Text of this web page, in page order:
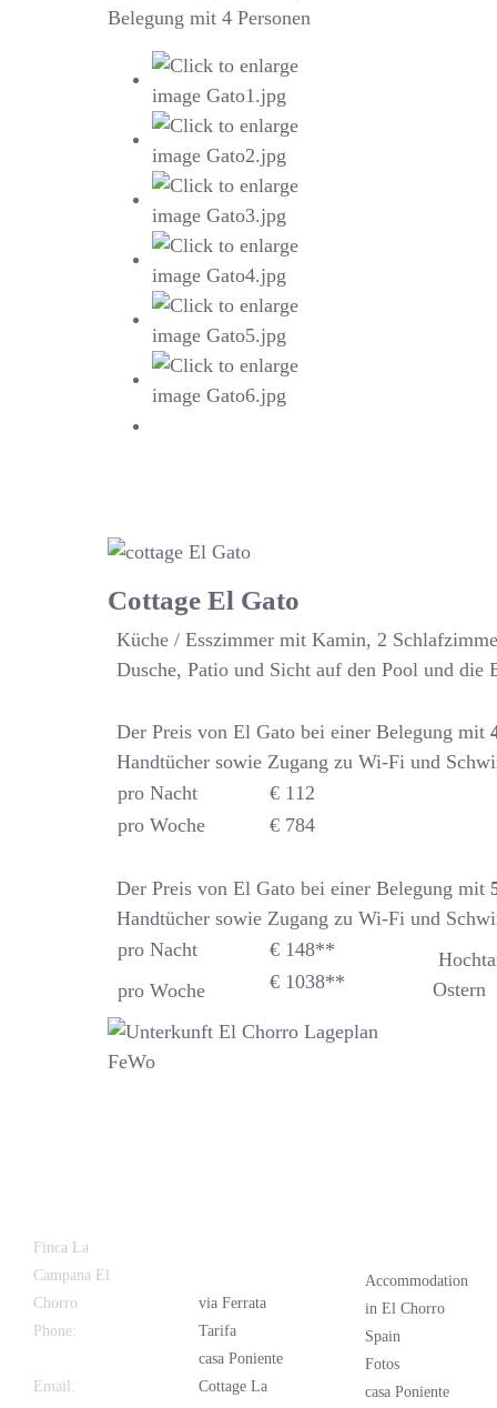
Belegung mit 4 Personen
Cottage El Gato
Küche / Esszimmer mit Kamin, 2
Dusche, Patio und Sicht auf den Pool und die
Der Preis von El Gato bei einer Belegung mit
Handtücher sowie Zugang zu Wi-Fi und
pro Nacht
€ 112
pro Woche
€ 784
Der Preis von El Gato bei einer Belegung mit
Handtücher sowie Zugang zu Wi-Fi und
pro Nacht
€ 148**
Ostern
pro Woche € 1038**
Finca La
Campana El
Chorro
Phone:
Email:
via Ferrata
Tarifa
casa Poniente
Cottage La
Accommodation
in El Chorro
Spain
Fotos
casa Poniente